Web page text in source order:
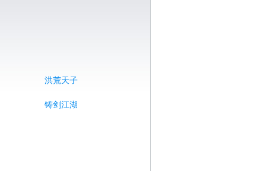
洪荒天子
铸剑江湖